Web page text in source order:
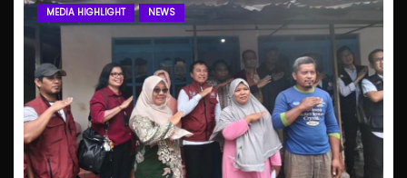
MEDIA HIGHLIGHT NEWS